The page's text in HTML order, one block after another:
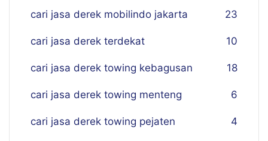
cari jasa derek mobilindo jakarta 23
cari jasa derek terdekat 10
cari jasa derek towing kebagusan 18
cari jasa derek towing menteng 6
cari jasa derek towing pejaten 4